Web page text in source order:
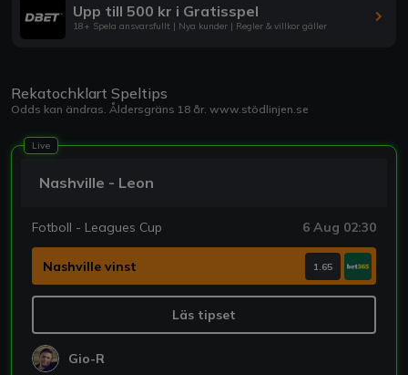
Upp till 500 kr i Gratisspel
18+ Spela ansvarsfullt | Nya kunder | Regler & villkor gäller
Rekatochklart Speltips
Odds kan ändras. Åldersgräns 18 år. www.stödlinjen.se
Live
Nashville - Leon
Fotboll - Leagues Cup 6 Aug 02:30
Nashville vinst 1.65
Läs tipset
Gio-R